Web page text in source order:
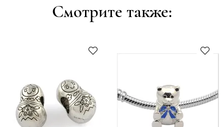
Смотрите также: